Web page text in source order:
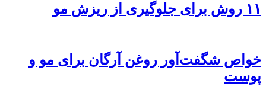
۱۱ روش برای جلوگیری از ریزش مو
خواص شگفت‌آور روغن آرگان برای مو و
پوست